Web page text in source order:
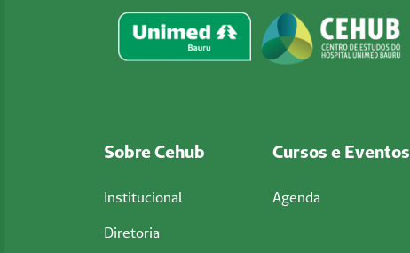
Sobre Cehub
Institucional
Diretoria
Cursos e Eventos
Agenda